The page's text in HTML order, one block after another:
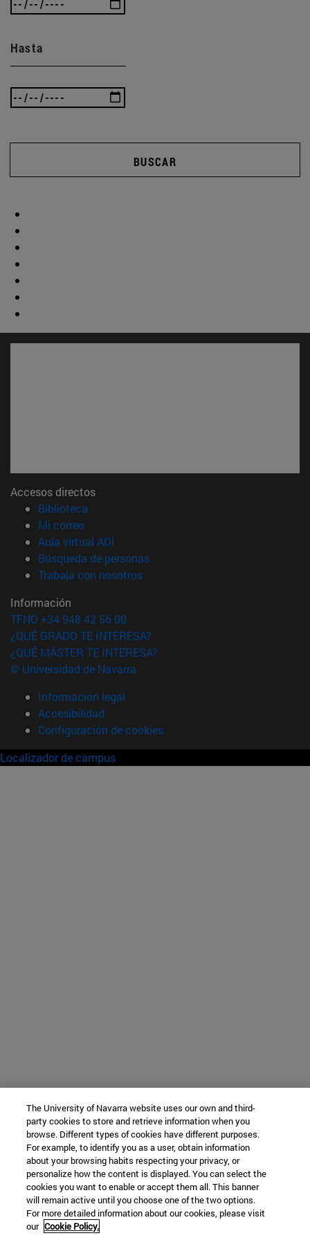
Hasta
BUSCAR
Accesos directos
Biblioteca
Mi correo(abre en nueva ventana)
Aula virtual ADI
Búsqueda de personas(abre en nueva ventana)
Trabaja con nosotros(abre en nueva ventana)
Información
TFNO +34 948 42 56 00
¿QUÉ GRADO TE INTERESA?
¿QUÉ MÁSTER TE INTERESA?
© Universidad de Navarra
Información legal
Accesibilidad
Configuración de cookies
Localizador de campus
The University of Navarra website uses our own and third-
party cookies to store and retrieve information when you
browse. Different types of cookies have different purposes.
For example, to identify you as a user, obtain information
about your browsing habits respecting your privacy, or
personalize how the content is displayed. You can select the
cookies you want to enable or accept them all. This banner
will remain active until you choose one of the two options.
For more detailed information about our cookies, please visit
our Cookie Policy.